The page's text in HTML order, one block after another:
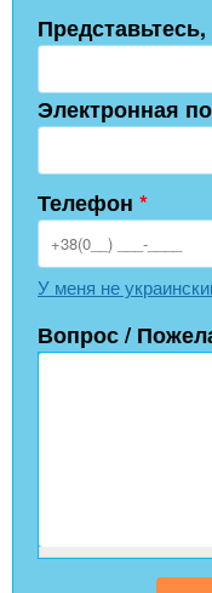
Электронная
Телефон *
У меня не
Вопрос /